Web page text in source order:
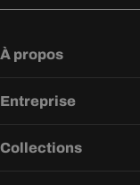
À propos
Entreprise
Collections